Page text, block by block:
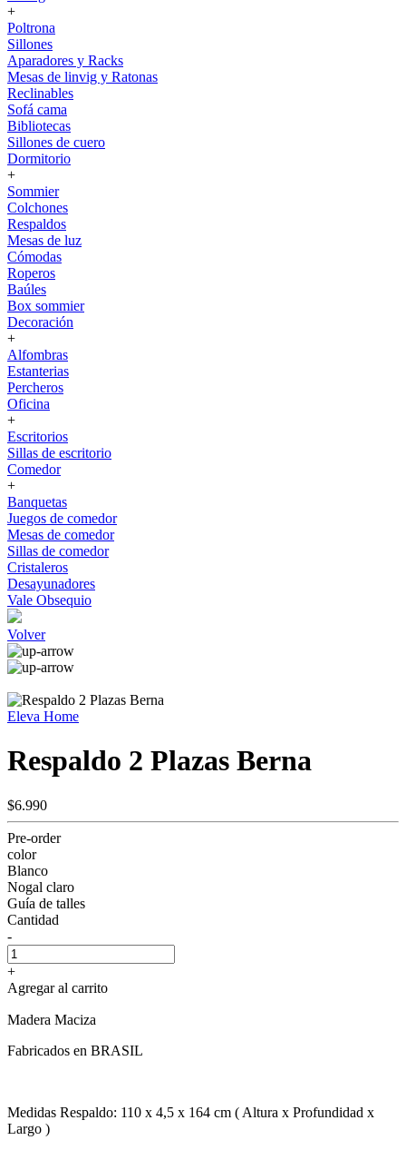
+
Poltrona
Sillones
Aparadores y Racks
Mesas de linvig y Ratonas
Reclinables
Sofá cama
Bibliotecas
Sillones de cuero
Dormitorio
+
Sommier
Colchones
Respaldos
Mesas de luz
Cómodas
Roperos
Baúles
Box sommier
Decoración
+
Alfombras
Estanterias
Percheros
Oficina
+
Escritorios
Sillas de escritorio
Comedor
+
Banquetas
Juegos de comedor
Mesas de comedor
Sillas de comedor
Cristaleros
Desayunadores
Vale Obsequio
Volver
Eleva Home
Respaldo 2 Plazas Berna
$6.990
Pre-order
color
Blanco
Nogal claro
Guía de talles
Cantidad
-
+
Agregar al carrito
Madera Maciza
Fabricados en BRASIL
Medidas Respaldo: 110 x 4,5 x 164 cm ( Altura x Profundidad x
Largo )